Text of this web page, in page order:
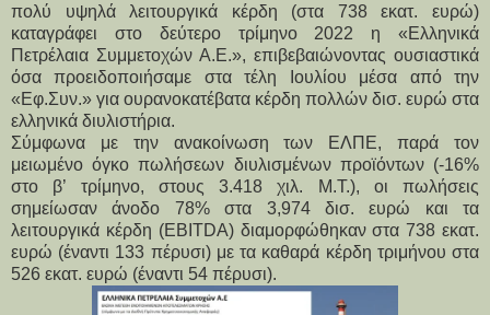
πολύ υψηλά λειτουργικά κέρδη (στα 738 εκατ. ευρώ)
καταγράφει στο δεύτερο τρίμηνο 2022 η «Ελληνικά
Πετρέλαια Συμμετοχών Α.Ε.», επιβεβαιώνοντας ουσιαστικά
όσα προειδοποιήσαμε στα τέλη Ιουλίου μέσα από την
«Εφ.Συν.» για ουρανοκατέβατα κέρδη πολλών δισ. ευρώ στα
ελληνικά διυλιστήρια.
Σύμφωνα με την ανακοίνωση των ΕΛΠΕ, παρά τον
μειωμένο όγκο πωλήσεων διυλισμένων προϊόντων (-16%
στο β’ τρίμηνο, στους 3.418 χιλ. Μ.Τ.), οι πωλήσεις
σημείωσαν άνοδο 78% στα 3,974 δισ. ευρώ και τα
λειτουργικά κέρδη (EBITDA) διαμορφώθηκαν στα 738 εκατ.
ευρώ (έναντι 133 πέρυσι) με τα καθαρά κέρδη τριμήνου στα
526 εκατ. ευρώ (έναντι 54 πέρυσι).